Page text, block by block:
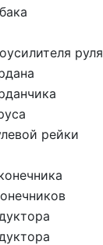
руля
рейки